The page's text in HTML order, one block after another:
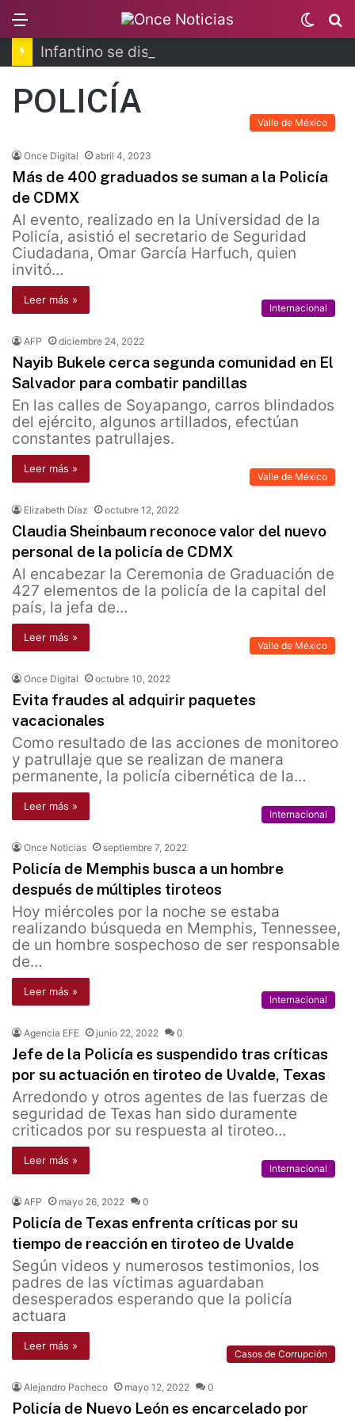
Switch
skin
POLICÍA
Valle de México
Once Digital abril 4, 2023
Más de 400 graduados se suman a la Policía
de CDMX
Al evento, realizado en la Universidad de la
Policía, asistió el secretario de Seguridad
Ciudadana, Omar García Harfuch, quien
invitó…
Leer más »
Internacional
AFP diciembre 24, 2022
Nayib Bukele cerca segunda comunidad en El
Salvador para combatir pandillas
En las calles de Soyapango, carros blindados
del ejército, algunos artillados, efectúan
constantes patrullajes.
Leer más »
Valle de México
Elizabeth Díaz octubre 12, 2022
Claudia Sheinbaum reconoce valor del nuevo
personal de la policía de CDMX
Al encabezar la Ceremonia de Graduación de
427 elementos de la policía de la capital del
país, la jefa de…
Leer más »
Valle de México
Once Digital octubre 10, 2022
Evita fraudes al adquirir paquetes
vacacionales
Como resultado de las acciones de monitoreo
y patrullaje que se realizan de manera
permanente, la policía cibernética de la…
Leer más »
Internacional
Once Noticias septiembre 7, 2022
Policía de Memphis busca a un hombre
después de múltiples tiroteos
Hoy miércoles por la noche se estaba
realizando búsqueda en Memphis, Tennessee,
de un hombre sospechoso de ser responsable
de…
Leer más »
Internacional
Agencia EFE junio 22, 2022 0
Jefe de la Policía es suspendido tras críticas
por su actuación en tiroteo de Uvalde, Texas
Arredondo y otros agentes de las fuerzas de
seguridad de Texas han sido duramente
criticados por su respuesta al tiroteo…
Leer más »
Internacional
AFP mayo 26, 2022 0
Policía de Texas enfrenta críticas por su
tiempo de reacción en tiroteo de Uvalde
Según videos y numerosos testimonios, los
padres de las víctimas aguardaban
desesperados esperando que la policía
actuara
Leer más »
Casos de Corrupción
Alejandro Pacheco mayo 12, 2022 0
Policía de Nuevo León es encarcelado por